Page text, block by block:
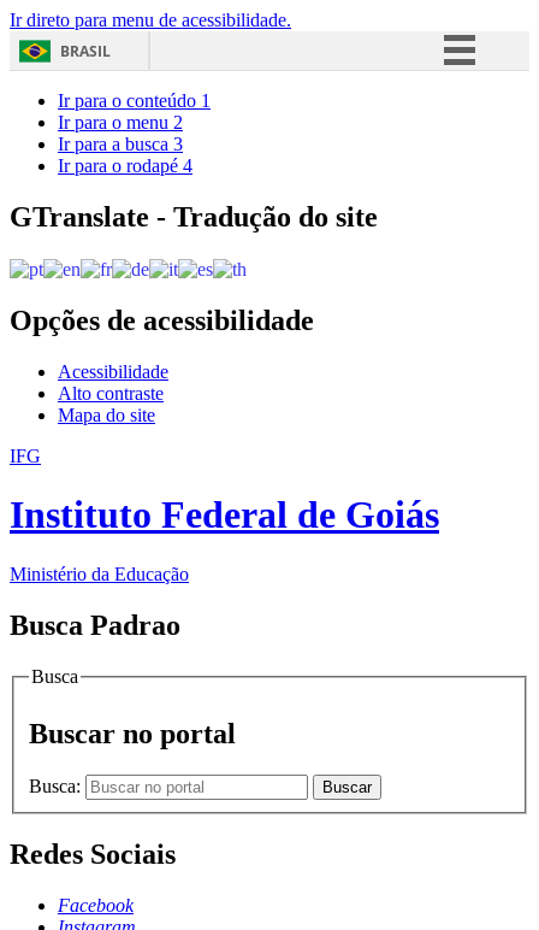
Ir direto para menu de acessibilidade.
BRASIL
Acesso à informação
Ir para o conteúdo 1
Ir para o menu 2
Ir para a busca 3
Ir para o rodapé 4
GTranslate - Tradução do site
Opções de acessibilidade
Acessibilidade
Alto contraste
Mapa do site
IFG
Instituto Federal de Goiás
Ministério da Educação
Busca Padrao
Busca
Buscar no portal
Busca: Buscar
Redes Sociais
Facebook